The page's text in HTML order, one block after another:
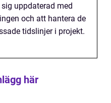
uppdaterad med
och att hantera de
tidslinjer i projekt.
här